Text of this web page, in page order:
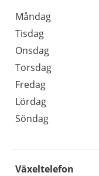
Måndag
Tisdag
Onsdag
Torsdag
Fredag
Lördag
Söndag
Växeltelefon